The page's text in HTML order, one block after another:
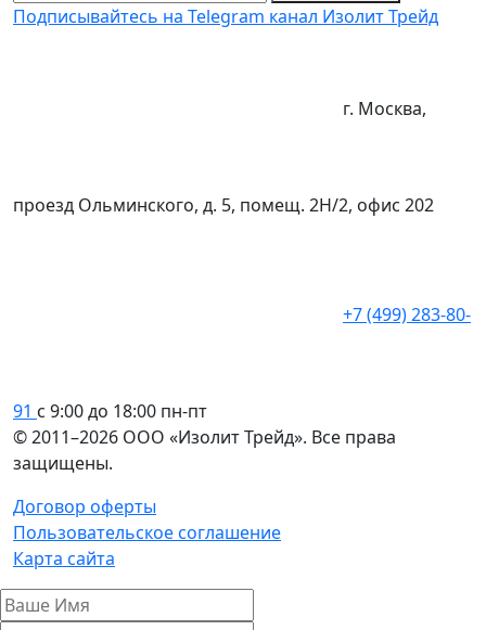
Подписывайтесь на Telegram канал Изолит Трейд
г. Москва,
проезд Ольминского, д. 5, помещ. 2Н/2, офис 202
+7 (499) 283-80-
91 с 9:00 до 18:00 пн-пт
© 2011–2026 ООО «Изолит Трейд». Все права
защищены.
Договор оферты
Пользовательское соглашение
Карта сайта